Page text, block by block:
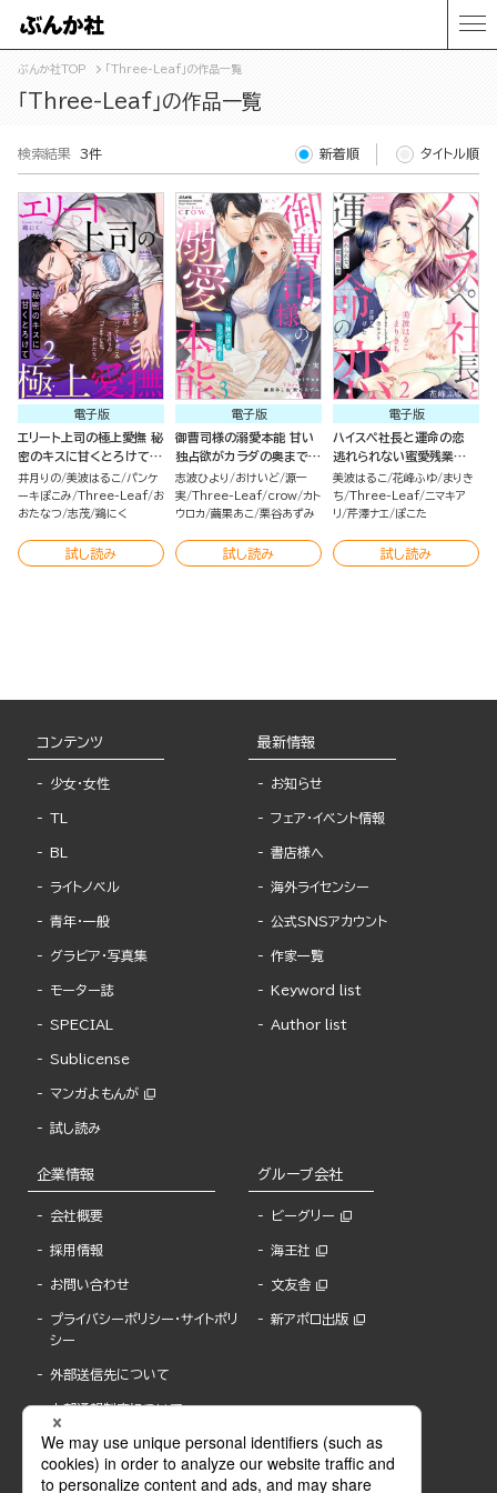
ぶんか社TOP 「Three-Leaf」の作品一覧
「Three-Leaf」の作品一覧
検索結果 3件 新着順 タイトル順
電子版
エリート上司の極上愛撫 秘
密のキスに甘くとろけて
（2）
井月りの 美波はるこ
パンケ
ーキぽこみ Three-Leaf お
おたなつ 志茂 鶏にく
試し読み
電子版
御曹司様の溺愛本能 甘い
独占欲がカラダの奥まで
（3）
志波ひより おけいど 源一
実 Three-Leaf crow カト
ウロカ 繭果あこ 栗谷あずみ
試し読み
電子版
ハイスペ社長と運命の恋
逃れられない蜜愛残業
（2）
美波はるこ 花峰ふゆ まりき
ち Three-Leaf ニマキア
リ 芹澤ナエ ぽこた
試し読み
コンテンツ
少女・女性
TL
BL
ライトノベル
青年・一般
グラビア・写真集
モーター誌
SPECIAL
Sublicense
マンガよもんが
試し読み
最新情報
お知らせ
フェア・イベント情報
書店様へ
海外ライセンシー
公式SNSアカウント
作家一覧
Keyword list
Author list
企業情報
会社概要
採用情報
お問い合わせ
プライバシーポリシー・サイトポリ
シー
外部送信先について
内部通報制度について
グループ会社
ビーグリー
海王社
文友舎
新アポロ出版